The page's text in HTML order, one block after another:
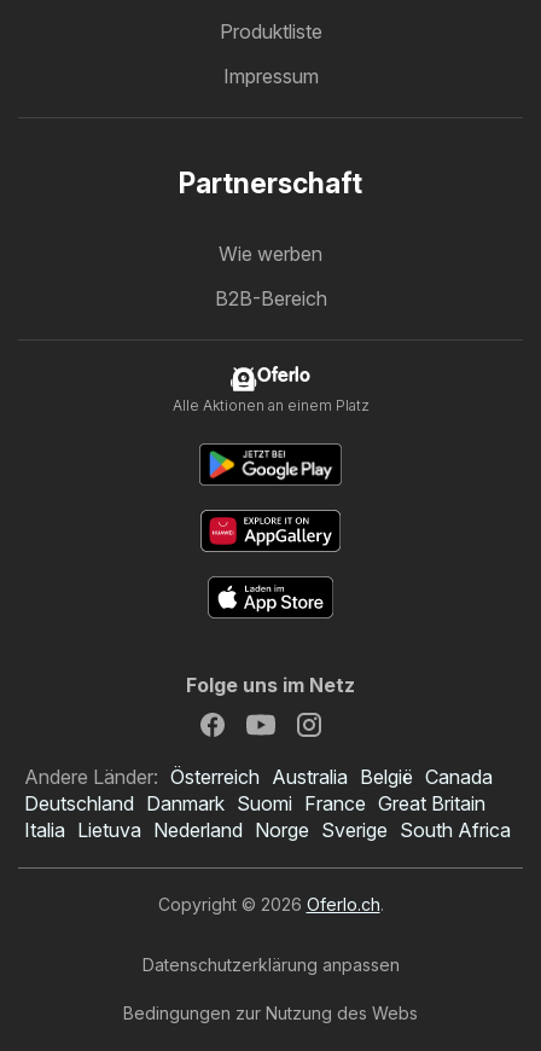
Produktliste
Impressum
Partnerschaft
Wie werben
B2B-Bereich
Oferlo
Alle Aktionen an einem Platz
Folge uns im Netz
Andere Länder: Österreich Australia België Canada
Deutschland Danmark Suomi France Great Britain
Italia Lietuva Nederland Norge Sverige South Africa
Copyright © 2026 Oferlo.ch.
Datenschutzerklärung anpassen
Bedingungen zur Nutzung des Webs